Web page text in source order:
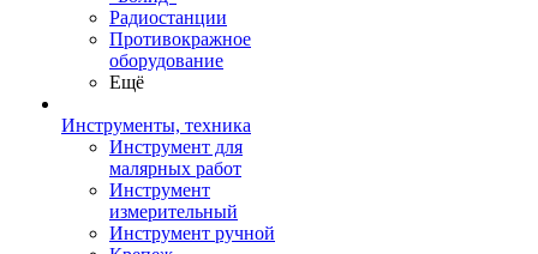
Радиостанции
Противокражное
оборудование
Ещё
Инструменты, техника
Инструмент для
малярных работ
Инструмент
измерительный
Инструмент ручной